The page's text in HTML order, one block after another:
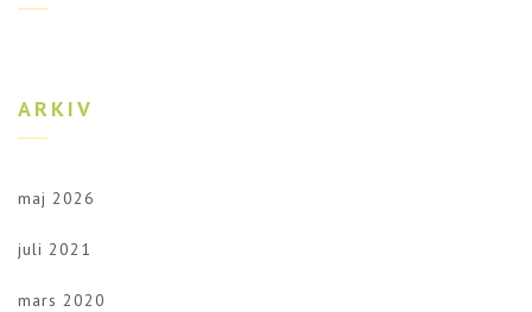
ARKIV
maj 2026
juli 2021
mars 2020